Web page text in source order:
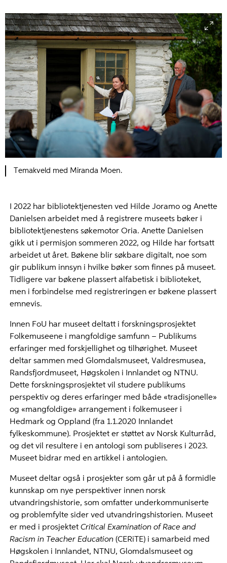
Temakveld med Miranda Moen.
I 2022 har bibliotektjenesten ved Hilde Joramo og Anette
Danielsen arbeidet med å registrere museets bøker i
bibliotektjenestens søkemotor Oria. Anette Danielsen
gikk ut i permisjon sommeren 2022, og Hilde har fortsatt
arbeidet ut året. Bøkene blir søkbare digitalt, noe som
gir publikum innsyn i hvilke bøker som finnes på museet.
Tidligere var bøkene plassert alfabetisk i biblioteket,
men i forbindelse med registreringen er bøkene plassert
emnevis.
Innen FoU har museet deltatt i forskningsprosjektet
Folkemuseene i mangfoldige samfunn – Publikums
erfaringer med forskjellighet og tilhørighet. Museet
deltar sammen med Glomdalsmuseet, Valdresmusea,
Randsfjordmuseet, Høgskolen i Innlandet og NTNU.
Dette forskningsprosjektet vil studere publikums
perspektiv og deres erfaringer med både «tradisjonelle»
og «mangfoldige» arrangement i folkemuseer i
Hedmark og Oppland (fra 1.1.2020 Innlandet
fylkeskommune). Prosjektet er støttet av Norsk Kulturråd,
og det vil resultere i en antologi som publiseres i 2023.
Museet bidrar med en artikkel i antologien.
Museet deltar også i prosjekter som går ut på å formidle
kunnskap om nye perspektiver innen norsk
utvandringshistorie, som omfatter underkommuniserte
og problemfylte sider ved utvandringshistorien. Museet
er med i prosjektetCritical Examination of Race and
Racism in Teacher Education (CERiTE) i samarbeid med
Høgskolen i Innlandet, NTNU, Glomdalsmuseet og